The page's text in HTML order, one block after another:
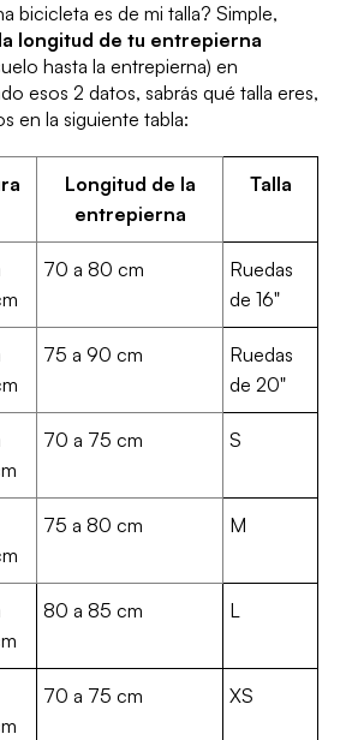
bicicleta es de mi talla? Simple,
longitud de tu entrepierna
hasta la entrepierna) en
esos 2 datos, sabrás qué talla eres,
en la siguiente tabla:
Longitud de la
entrepierna
Talla
70 a 80 cm
Ruedas
de 16"
75 a 90 cm
Ruedas
de 20"
70 a 75 cm S
75 a 80 cm M
80 a 85 cm L
70 a 75 cm XS